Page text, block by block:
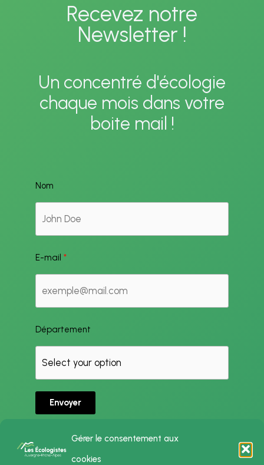
Gérer le consentement aux
cookies
Recevez notre
Newsletter !
Un concentré d'écologie
chaque mois dans votre
boite mail !
Nom
E-mail
Département
Envoyer